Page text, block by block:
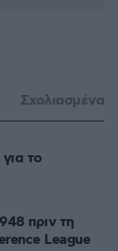
Σχολιασμένα
το
πριν τη
League